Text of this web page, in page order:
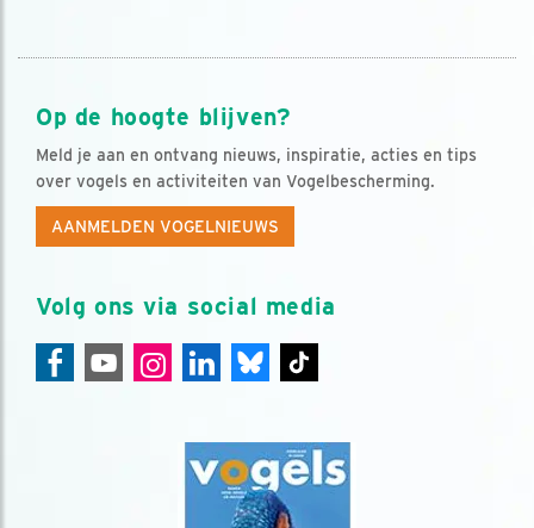
Op de hoogte blijven?
Meld je aan en ontvang nieuws, inspiratie, acties en tips
over vogels en activiteiten van Vogelbescherming.
AANMELDEN VOGELNIEUWS
Volg ons via social media